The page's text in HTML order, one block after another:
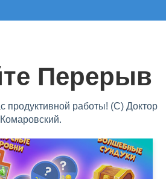
Перерыв
продуктивной работы! (С) Доктор
Комаровский.